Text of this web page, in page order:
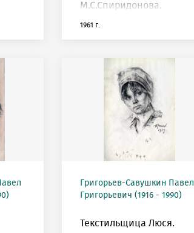
М.С.Спиридонова.
1961 г.
Григорьев-Савушкин Павел
Григорьевич (1916 - 1990)
Текстильщица Люся.